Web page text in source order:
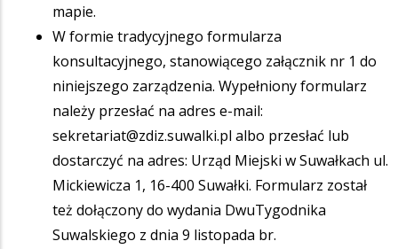
mapie.
W formie tradycyjnego formularza
konsultacyjnego, stanowiącego załącznik nr 1 do
niniejszego zarządzenia. Wypełniony formularz
należy przesłać na adres e-mail:
sekretariat@zdiz.suwalki.pl albo przesłać lub
dostarczyć na adres: Urząd Miejski w Suwałkach ul.
Mickiewicza 1, 16-400 Suwałki. Formularz został
też dołączony do wydania DwuTygodnika
Suwalskiego z dnia 9 listopada br.